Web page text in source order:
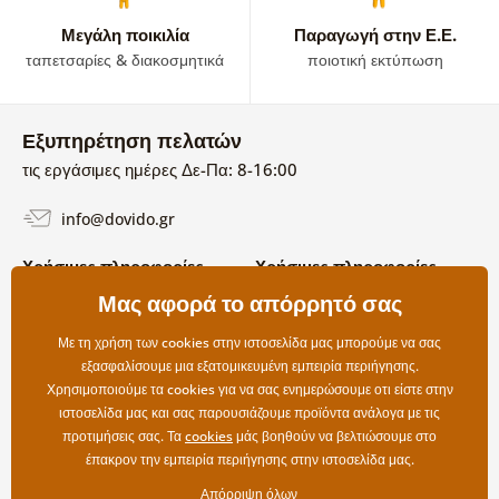
Μεγάλη ποικιλία
ταπετσαρίες & διακοσμητικά
Παραγωγή στην Ε.Ε.
ποιοτική εκτύπωση
Εξυπηρέτηση πελατών
τις εργάσιμες ημέρες Δε-Πα: 8-16:00
info@dovido.gr
Χρήσιμες πληροφορίες
Όροι χρήσης και επιστροφών
Επιλογές αποστολής και
πληρωμής
Επιστροφές
Χρήσιμες πληροφορίες
Σχετικά με εμάς
Συχνές Ερωτήσεις
Επικοινωνία
Μας αφορά το απόρρητό σας
Με τη χρήση των cookies στην ιστοσελίδα μας μπορούμε να σας
εξασφαλίσουμε μια εξατομικευμένη εμπειρία περιήγησης.
Χρησιμοποιούμε τα cookies για να σας ενημερώσουμε οτι είστε στην
ιστοσελίδα μας και σας παρουσιάζουμε προϊόντα ανάλογα με τις
προτιμήσεις σας. Ταcookiesμάς βοηθούν να βελτιώσουμε στο
έπακρον την εμπειρία περιήγησης στην ιστοσελίδα μας.
Απόρριψη όλων